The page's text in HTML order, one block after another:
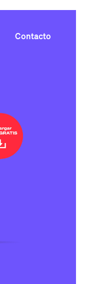
Contacto